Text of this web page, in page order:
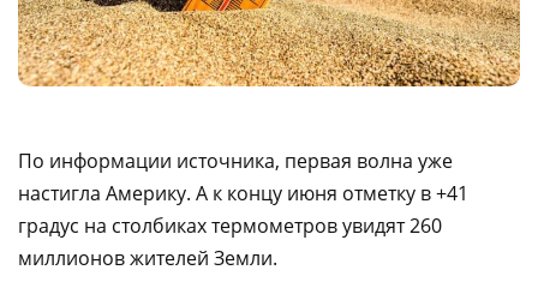
По информации источника, первая волна уже
настигла Америку. А к концу июня отметку в +41
градус на столбиках термометров увидят 260
миллионов жителей Земли.